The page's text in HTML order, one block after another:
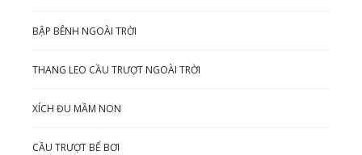
BẬP BÊNH NGOÀI TRỜI
THANG LEO CẦU TRƯỢT NGOÀI TRỜI
XÍCH ĐU MẦM NON
CẦU TRƯỢT BỂ BƠI